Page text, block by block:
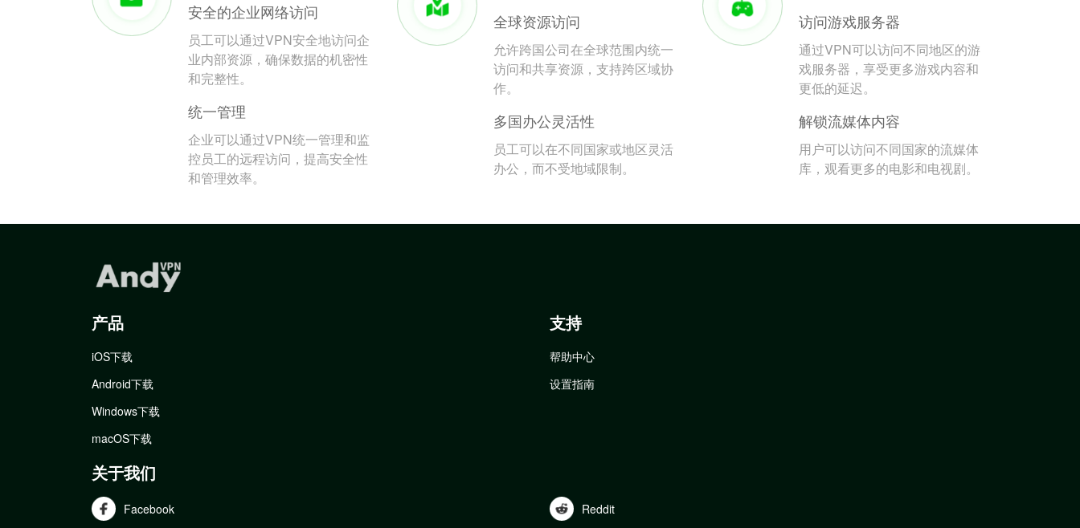
安全的企业网络访问
员工可以通过VPN安全地访问企
业内部资源，确保数据的机密性
和完整性。
统一管理
企业可以通过VPN统一管理和监
控员工的远程访问，提高安全性
和管理效率。
全球资源访问
允许跨国公司在全球范围内统一
访问和共享资源，支持跨区域协
作。
多国办公灵活性
员工可以在不同国家或地区灵活
办公，而不受地域限制。
访问游戏服务器
通过VPN可以访问不同地区的游
戏服务器，享受更多游戏内容和
更低的延迟。
解锁流媒体内容
用户可以访问不同国家的流媒体
库，观看更多的电影和电视剧。
产品
iOS下载
Android下载
Windows下载
macOS下载
支持
帮助中心
设置指南
关于我们
Facebook Reddit